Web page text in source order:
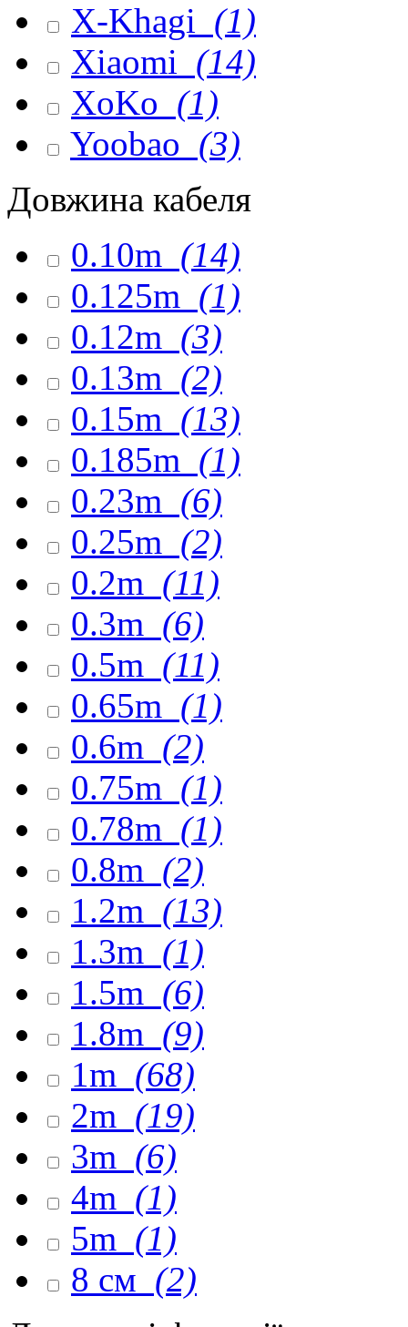
X-Khagi (1)
Xiaomi (14)
XoKo (1)
Yoobao (3)
Довжина кабеля
0.10m (14)
0.125m (1)
0.12m (3)
0.13m (2)
0.15m (13)
0.185m (1)
0.23m (6)
0.25m (2)
0.2m (11)
0.3m (6)
0.5m (11)
0.65m (1)
0.6m (2)
0.75m (1)
0.78m (1)
0.8m (2)
1.2m (13)
1.3m (1)
1.5m (6)
1.8m (9)
1m (68)
2m (19)
3m (6)
4m (1)
5m (1)
8 см (2)